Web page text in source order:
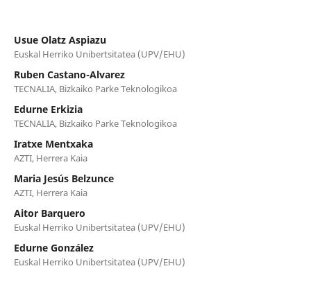
Usue Olatz Aspiazu
Euskal Herriko Unibertsitatea (UPV/EHU)
Ruben Castano-Alvarez
TECNALIA, Bizkaiko Parke Teknologikoa
Edurne Erkizia
TECNALIA, Bizkaiko Parke Teknologikoa
Iratxe Mentxaka
AZTI, Herrera Kaia
Maria Jesús Belzunce
AZTI, Herrera Kaia
Aitor Barquero
Euskal Herriko Unibertsitatea (UPV/EHU)
Edurne González
Euskal Herriko Unibertsitatea (UPV/EHU)